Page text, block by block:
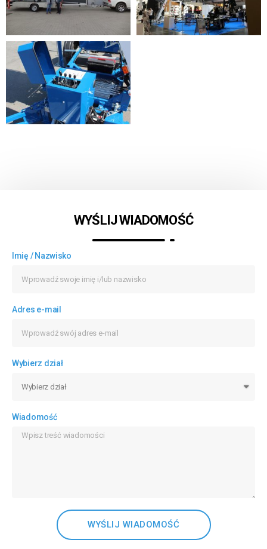
WYŚLIJ WIADOMOŚĆ
Imię / Nazwisko
Adres e-mail
Wybierz dział
Wiadomość
WYŚLIJ WIADOMOŚĆ